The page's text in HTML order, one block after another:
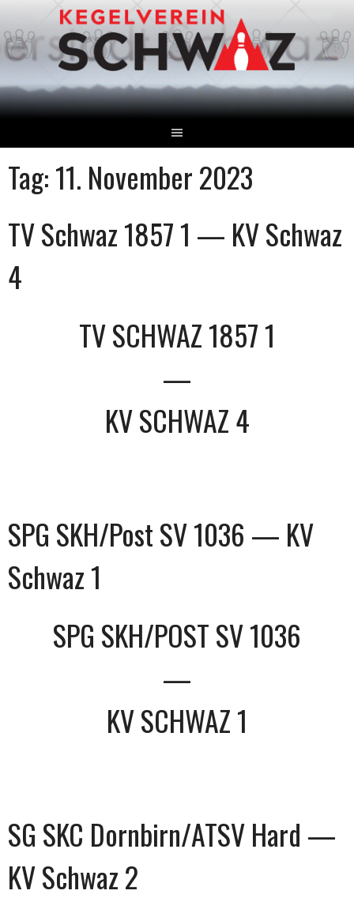
zum
Inhalt
Tag:11. November 2023
TV Schwaz 1857 1 — KV Schwaz
4
TV SCHWAZ 1857 1
—
KV SCHWAZ 4
SPG SKH/Post SV 1036 — KV
Schwaz 1
SPG SKH/POST SV 1036
—
KV SCHWAZ 1
SG SKC Dornbirn/ATSV Hard —
KV Schwaz 2